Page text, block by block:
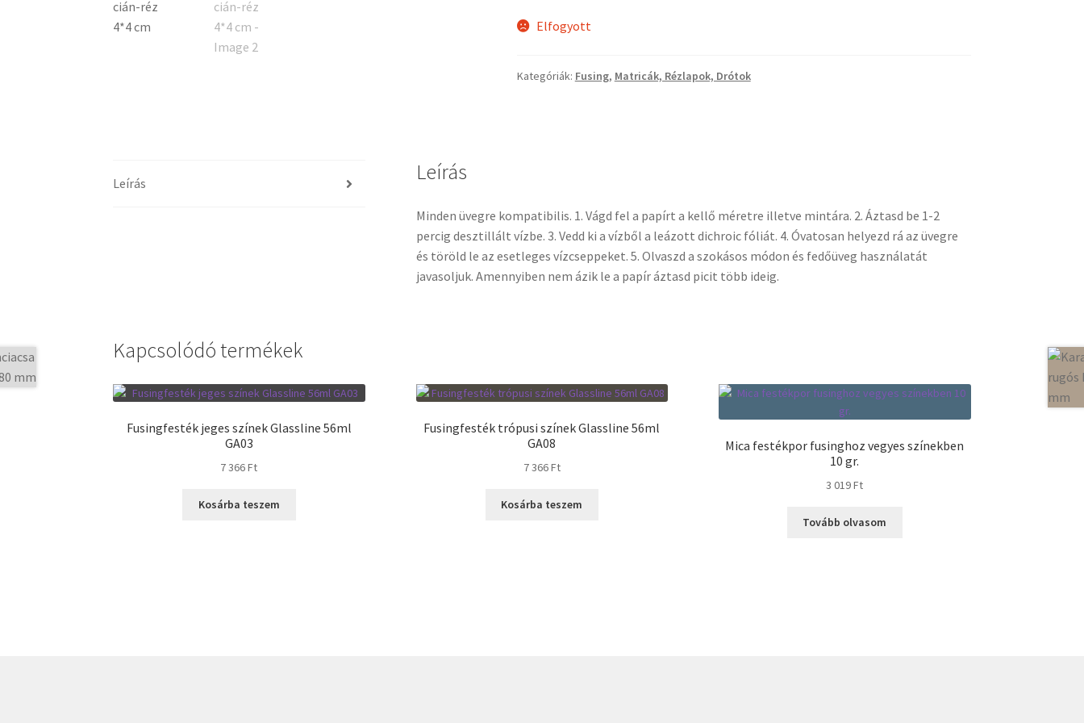
Elfogyott
Kategóriák: Fusing, Matricák, Rézlapok, Drótok
Leírás Leírás
Minden üvegre kompatibilis. 1. Vágd fel a papírt a kellő méretre illetve mintára. 2. Áztasd be 1-2
percig desztillált vízbe. 3. Vedd ki a vízből a leázott dichroic fóliát. 4. Óvatosan helyezd rá az üvegre
és töröld le az esetleges vízcseppeket. 5. Olvaszd a szokásos módon és fedőüveg használatát
javasoljuk. Amennyiben nem ázik le a papír áztasd picit több ideig.
Kapcsolódó termékek
Fusingfesték jeges színek Glassline 56ml
GA03
7 366Ft
Kosárba teszem
Fusingfesték trópusi színek Glassline 56ml
GA08
7 366Ft
Kosárba teszem
Mica festékpor fusinghoz vegyes színekben
10 gr.
3 019Ft
Tovább olvasom